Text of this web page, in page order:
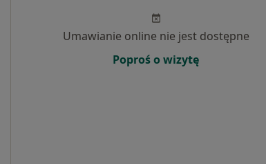
Umawianie online nie jest dostępne
Poproś o wizytę